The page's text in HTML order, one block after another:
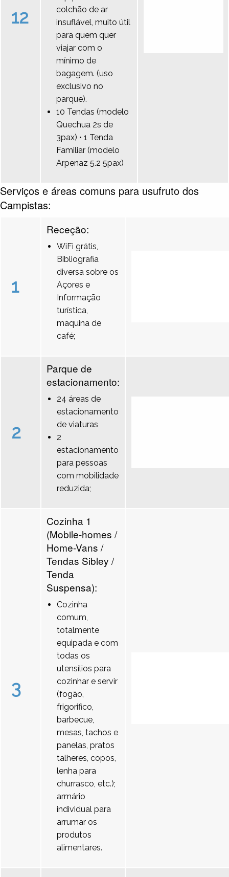
12
colchão de ar
insuflável, muito útil
para quem quer
viajar com o
mínimo de
bagagem. (uso
exclusivo no
parque).
10 Tendas (modelo
Quechua 2s de
3pax) • 1 Tenda
Familiar (modelo
Arpenaz 5.2 5pax)
Serviços e áreas comuns para usufruto dos
Campistas:
1
Receção:
WiFi grátis,
Bibliografia
diversa sobre os
Açores e
Informação
turística,
maquina de
café;
2
Parque de
estacionamento:
24 áreas de
estacionamento
de viaturas
2
estacionamento
para pessoas
com mobilidade
reduzida;
3
Cozinha 1
(Mobile-homes /
Home-Vans /
Tendas Sibley /
Tenda
Suspensa):
Cozinha
comum,
totalmente
equipada e com
todas os
utensílios para
cozinhar e servir
(fogão,
frigorifico,
barbecue,
mesas, tachos e
panelas, pratos
talheres, copos,
lenha para
churrasco, etc.);
armário
individual para
arrumar os
produtos
alimentares.